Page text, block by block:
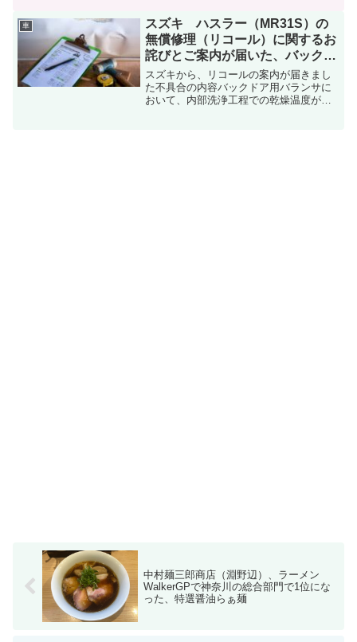
ルの件で電話したんですけど車体番号を
教えてください車体番号...
車
スズキ ハスラー（MR31S）の
無償修理（リコール）に関するお
詫びとご案内が届いた、バックド
ア用バランサ（左右）交換
スズキから、リコールの案内が届きまし
た不具合の内容バックドア用バランサに
おいて、内部洗浄工程での乾燥温度が不
中村麺三郎商店（淵野辺）、ラーメン
WalkerGPで神奈川の総合部門で1位にな
った、特選醤油らぁ麺